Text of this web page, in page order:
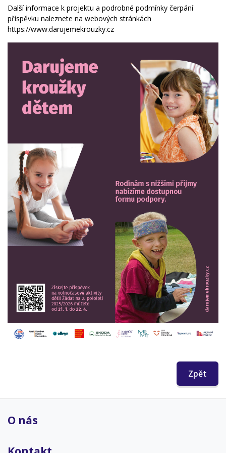
Další informace k projektu a podrobné podmínky čerpání
příspěvku naleznete na webových stránkách
https://www.darujemekrouzky.cz
Zpět
O nás